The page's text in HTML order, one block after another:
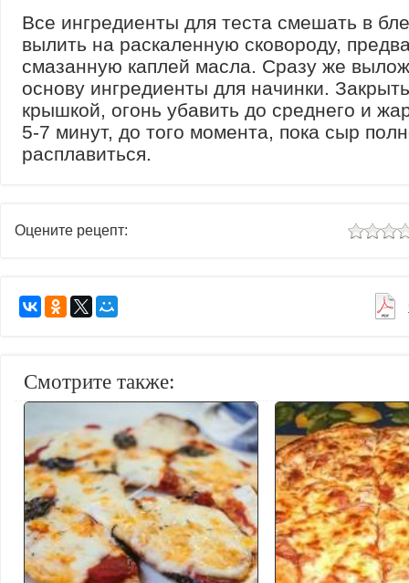
Все ингредиенты для теста смешать в
вылить на раскаленную сковороду,
смазанную каплей масла. Сразу же
основу ингредиенты для начинки.
крышкой, огонь убавить до среднего и
5-7 минут, до того момента, пока сыр
расплавиться.
Оцените рецепт:
Смотрите также: